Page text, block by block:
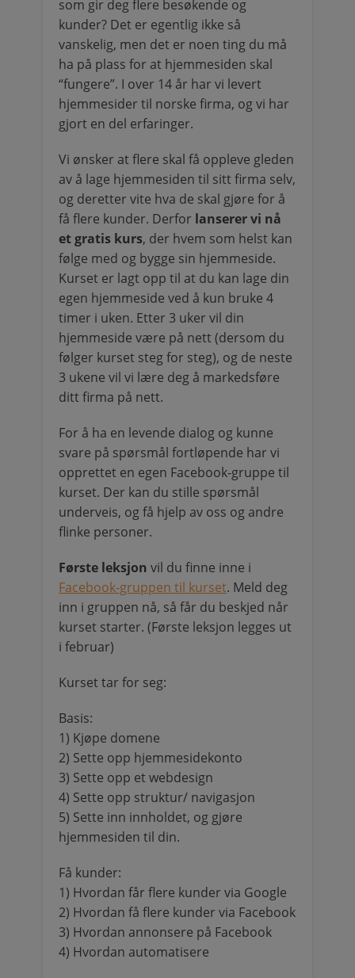
som gir deg flere besøkende og
kunder? Det er egentlig ikke så
vanskelig, men det er noen ting du må
ha på plass for at hjemmesiden skal
“fungere”. I over 14 år har vi levert
hjemmesider til norske firma, og vi har
gjort en del erfaringer.
Vi ønsker at flere skal få oppleve gleden
av å lage hjemmesiden til sitt firma selv,
og deretter vite hva de skal gjøre for å
få flere kunder. Derfor lanserer vi nå
et gratis kurs, der hvem som helst kan
følge med og bygge sin hjemmeside.
Kurset er lagt opp til at du kan lage din
egen hjemmeside ved å kun bruke 4
timer i uken. Etter 3 uker vil din
hjemmeside være på nett (dersom du
følger kurset steg for steg), og de neste
3 ukene vil vi lære deg å markedsføre
ditt firma på nett.
For å ha en levende dialog og kunne
svare på spørsmål fortløpende har vi
opprettet en egen Facebook-gruppe til
kurset. Der kan du stille spørsmål
underveis, og få hjelp av oss og andre
flinke personer.
Første leksjon vil du finne inne i
Facebook-gruppen til kurset. Meld deg
inn i gruppen nå, så får du beskjed når
kurset starter. (Første leksjon legges ut
i februar)
Kurset tar for seg:
Basis:
1) Kjøpe domene
2) Sette opp hjemmesidekonto
3) Sette opp et webdesign
4) Sette opp struktur/ navigasjon
5) Sette inn innholdet, og gjøre
hjemmesiden til din.
Få kunder:
1) Hvordan får flere kunder via Google
2) Hvordan få flere kunder via Facebook
3) Hvordan annonsere på Facebook
4) Hvordan automatisere